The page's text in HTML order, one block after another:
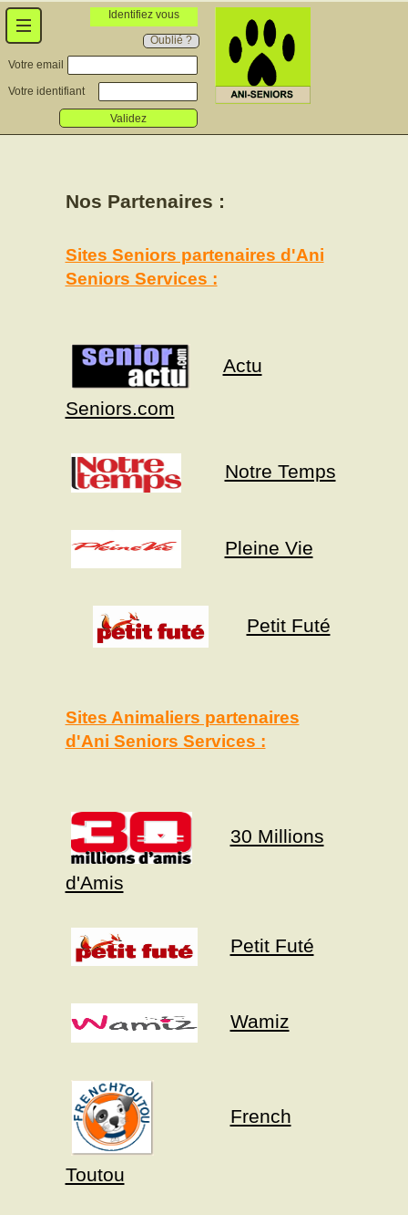
Identifiez vous
Oublié ?
Votre email
Votre identifiant
Validez
Nos Partenaires :
Sites Seniors partenaires d'Ani
Seniors Services :
Actu
Seniors.com
Notre Temps
Pleine Vie
Petit Futé
Sites Animaliers partenaires
d'Ani Seniors Services :
30 Millions
d'Amis
Petit Futé
Wamiz
French
Toutou